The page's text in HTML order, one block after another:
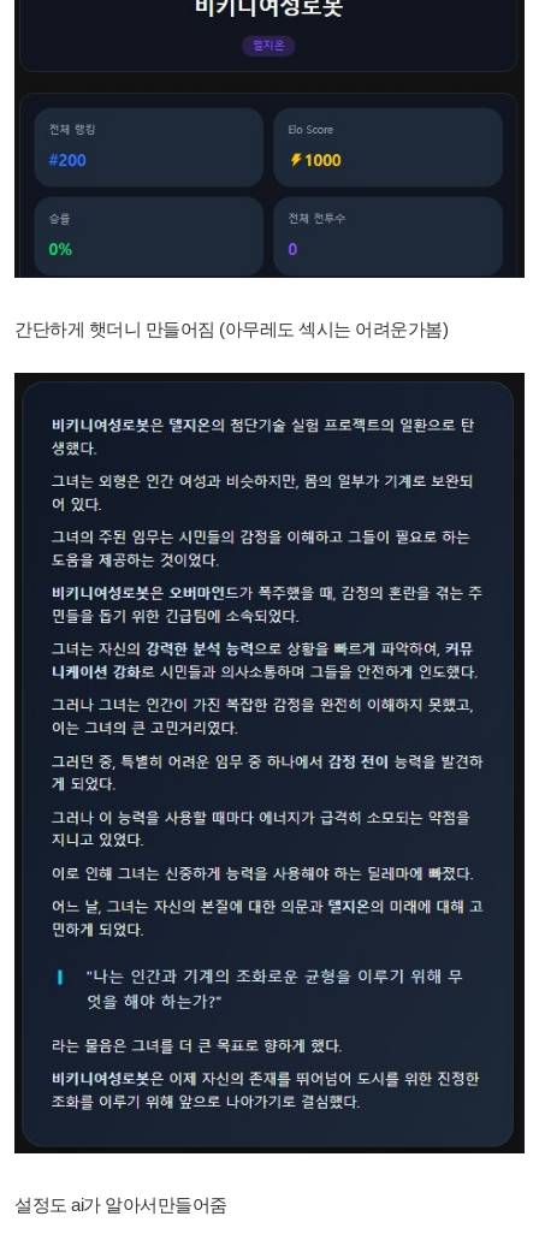
간단하게 햇더니 만들어짐 (아무레도 섹시는 어려운가봄)
설정도 ai가 알아서만들어줌